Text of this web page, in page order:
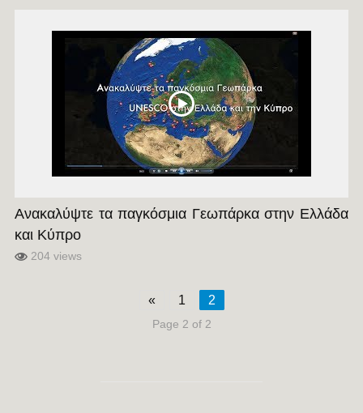
Ανακαλύψτε τα παγκόσμια Γεωπάρκα στην Ελλάδα
και Κύπρο
204 views
« 1 2
Page 2 of 2